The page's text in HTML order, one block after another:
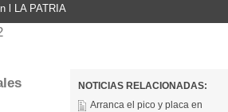
l LA PATRIA
NOTICIAS RELACIONADAS:
Arranca el pico y placa en